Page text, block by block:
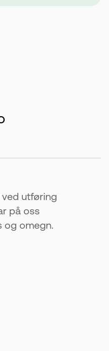
utføring
på oss
og omegn.